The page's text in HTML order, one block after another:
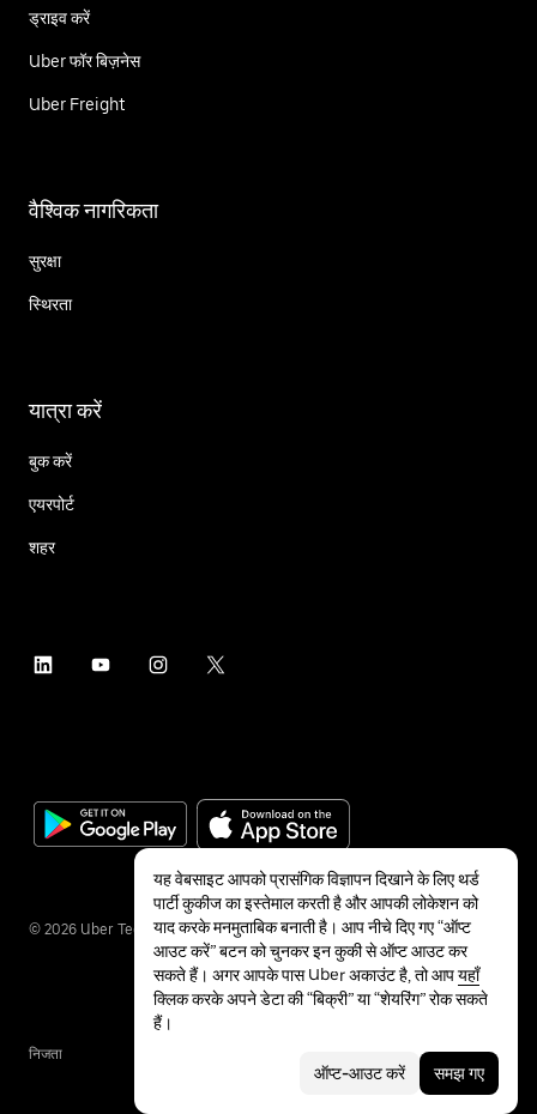
ड्राइव करें
Uber फॉर बिज़नेस
Uber Freight
वैश्विक नागरिकता
सुरक्षा
स्थिरता
यात्रा करें
बुक करें
एयरपोर्ट
शहर
© 2026 Uber Technologies Inc.
निजता
यह वेबसाइट आपको प्रासंगिक विज्ञापन दिखाने के लिए थर्ड
पार्टी कुकीज का इस्तेमाल करती है और आपकी लोकेशन को
याद करके मनमुताबिक बनाती है। आप नीचे दिए गए “ऑप्ट
आउट करें” बटन को चुनकर इन कुकी से ऑप्ट आउट कर
सकते हैं। अगर आपके पास Uber अकाउंट है, तो आपयहाँ
क्लिक करके अपने डेटा की “बिक्री” या “शेयरिंग” रोक सकते
हैं।
ऑप्ट-आउट करें समझ गए